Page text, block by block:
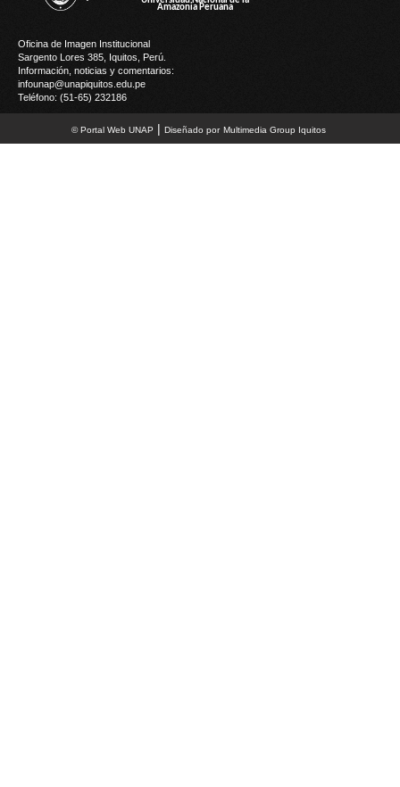
Oficina de Imagen Institucional
Sargento Lores 385, Iquitos, Perú.
Información, noticias y comentarios:
infounap@unapiquitos.edu.pe
Teléfono: (51-65) 232186
© Portal Web UNAP | Diseñado por Multimedia Group Iquitos